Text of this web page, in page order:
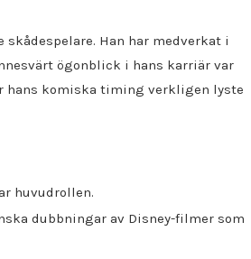
skådespelare. Han har medverkat i
ögonblick i hans karriär var
hans komiska timing verkligen lyste
huvudrollen.
dubbningar av Disney-filmer som